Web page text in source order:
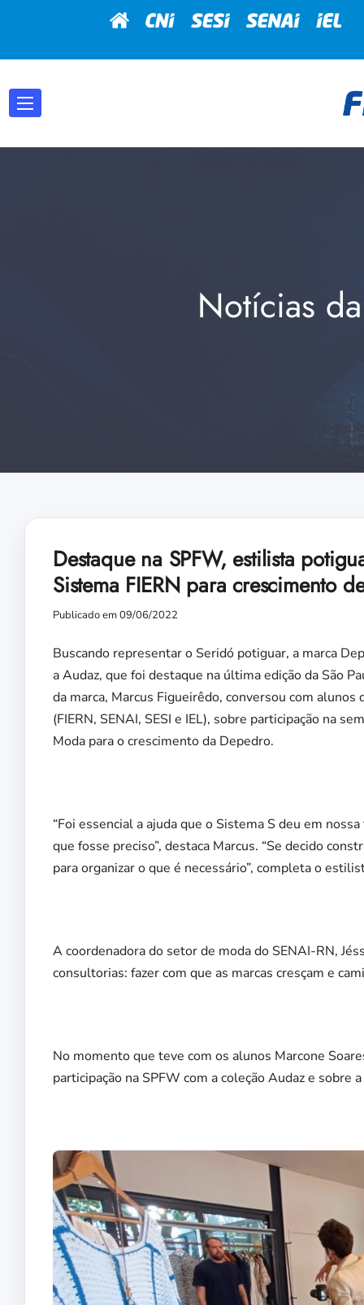
Notícias
Destaque na SPFW, estilista
Sistema FIERN para crescimento
Publicado em 09/06/2022
Buscando representar o Seridó potiguar, a marca
a Audaz, que foi destaque na última edição da São
da marca, Marcus Figueirêdo, conversou com
(FIERN, SENAI, SESI e IEL), sobre participação na
Moda para o crescimento da Depedro.
“Foi essencial a ajuda que o Sistema S deu em
que fosse preciso”, destaca Marcus. “Se decido
para organizar o que é necessário”, completa o
A coordenadora do setor de moda do SENAI-RN,
consultorias: fazer com que as marcas cresçam e
No momento que teve com os alunos Marcone
participação na SPFW com a coleção Audaz e